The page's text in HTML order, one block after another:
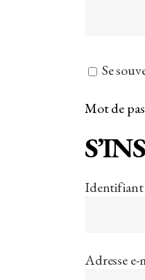
Se
Mot de
Identifiant
Adresse e-